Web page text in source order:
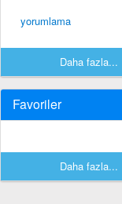
yorumlama
Daha fazla...
Favoriler
Daha fazla...